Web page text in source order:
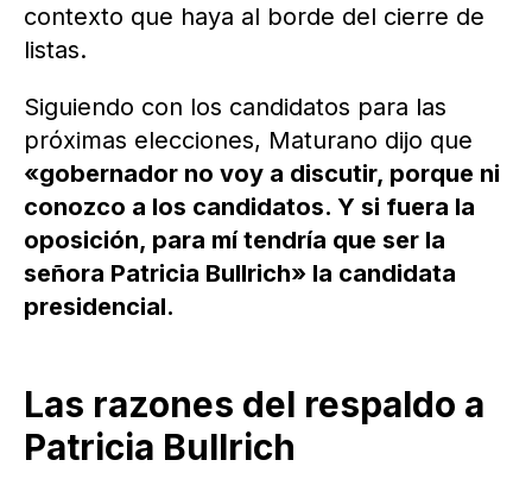
contexto que haya al borde del cierre de
listas.
Siguiendo con los candidatos para las
próximas elecciones, Maturano dijo que
«gobernador no voy a discutir, porque ni
conozco a los candidatos. Y si fuera la
oposición, para mí tendría que ser la
señora Patricia Bullrich» la candidata
presidencial.
Las razones del respaldo a
Patricia Bullrich